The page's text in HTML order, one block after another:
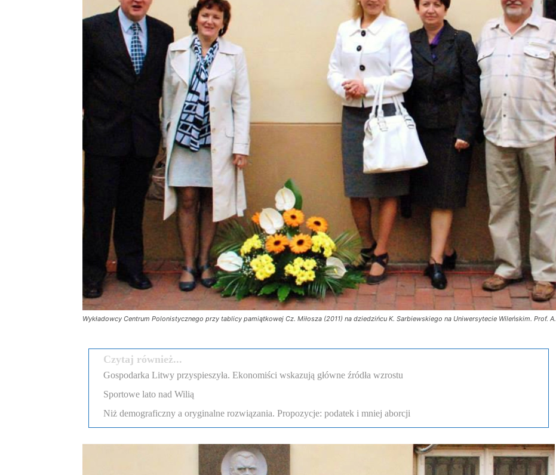
Wykładowcy Centrum Polonistycznego przy tablicy pamiątkowej Cz. Miłosza (2011) na dziedzińcu K. Sarbiewskiego na Uniwersytecie Wileńskim. Prof.
Czytaj również...
Gospodarka Litwy przyspieszyła. Ekonomiści wskazują główne źródła wzrostu
Sportowe lato nad Wilią
Niż demograficzny a oryginalne rozwiązania. Propozycje: podatek i mniej aborcji